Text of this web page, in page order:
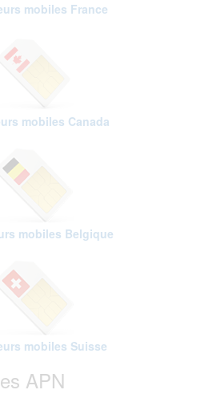
mobiles France
mobiles Canada
mobiles Belgique
mobiles Suisse
APN